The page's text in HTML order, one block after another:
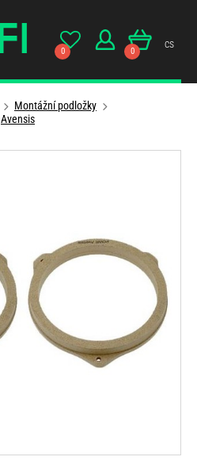
0 0
cs
Montážní podložky
Avensis